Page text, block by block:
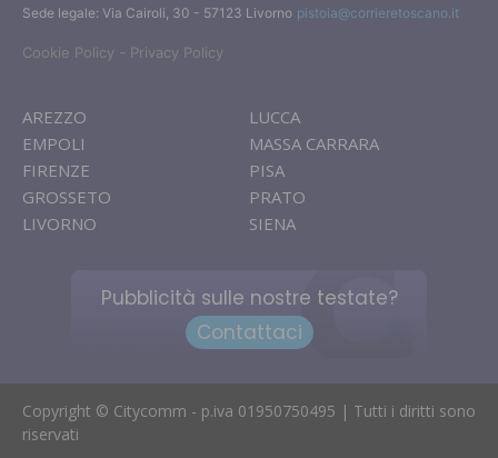
Sede legale: Via Cairoli, 30 - 57123 Livorno pistoia@corrieretoscano.it
Cookie Policy - Privacy Policy
AREZZO
EMPOLI
FIRENZE
GROSSETO
LIVORNO
LUCCA
MASSA CARRARA
PISA
PRATO
SIENA
Pubblicità sulle nostre testate?
Contattaci
Copyright © Citycomm - p.iva 01950750495 | Tutti i diritti sono
riservati